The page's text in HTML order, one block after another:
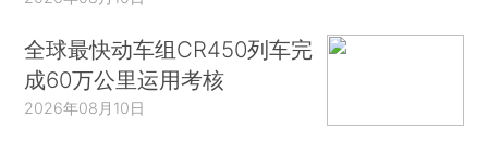
全球最快动车组CR450列车完
成60万公里运用考核
2026年08月10日